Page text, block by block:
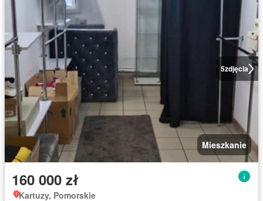
5zdjęcia
Mieszkanie
160 000 zł
Kartuzy, Pomorskie